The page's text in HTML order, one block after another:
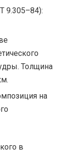
9.305–84):
Толщина
на
в